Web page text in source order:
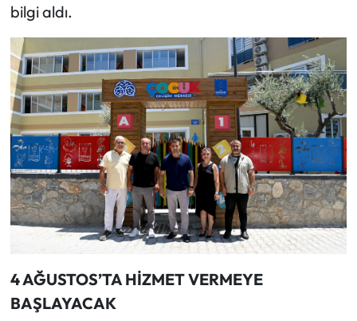
bilgi aldı.
4 AĞUSTOS’TA HİZMET VERMEYE
BAŞLAYACAK